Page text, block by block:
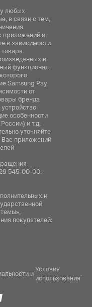
любых
в связи с тем,
приложений и
в зависимости
в
функционал
Samsung Pay
от
бренда
особенности
и т.д.
уточняйте
приложений
545-00-00.
и
покупателей:
иУсловия
использования.